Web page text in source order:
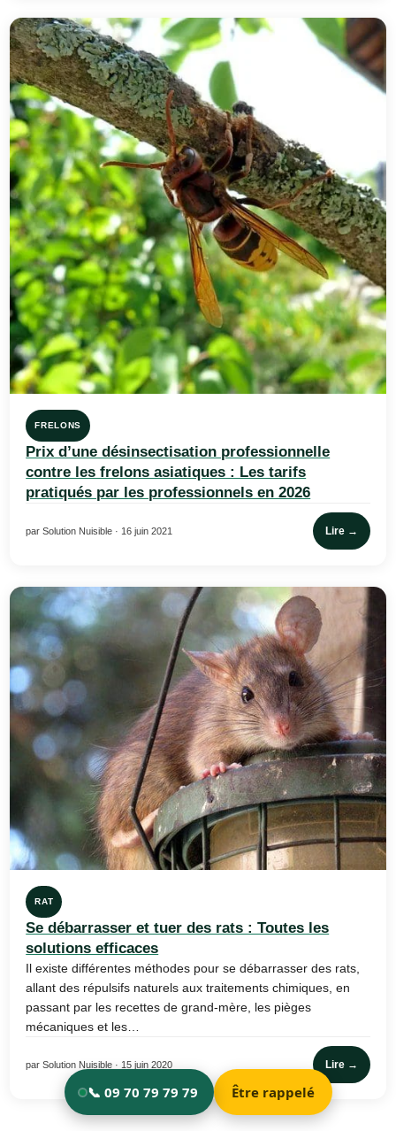
FRELONS
Prix d’une désinsectisation professionnelle
contre les frelons asiatiques : Les tarifs
pratiqués par les professionnels en 2026
par Solution Nuisible · 16 juin 2021 Lire →
RAT
Se débarrasser et tuer des rats : Toutes les
solutions efficaces
Il existe différentes méthodes pour se débarrasser des rats,
allant des répulsifs naturels aux traitements chimiques, en
passant par les recettes de grand-mère, les pièges
mécaniques et les…
par Solution Nuisible · 15 juin 2020 Lire →